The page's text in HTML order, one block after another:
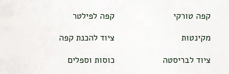
קפה טורקי
קפה לפילטר
מקינטות
ציוד להכנת קפה
ציוד לבריסטה
כוסות וספלים